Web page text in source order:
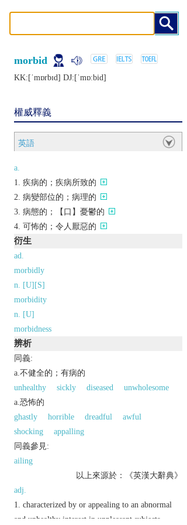
morbid
KK:[ˈmɒrbɪd] DJ:[ˈmɒːbid]
權威釋義
英語
a.
疾病的；疾病所致的
病變部位的；病理的
病態的；【口】憂鬱的
可怖的；令人厭惡的
衍生
ad.
morbidly
n. [U][S]
morbidity
n. [U]
morbidness
辨析
同義:
a.不健全的；有病的
unhealthy
sickly diseased
unwholesome
a.恐怖的
ghastly
horrible dreadful
awful
shocking
appalling
同義參見:
ailing
以上來源於：《英漢大辭典》
adj.
characterized by or appealing to an abnormal
and unhealthy interest in unpleasant subjects,